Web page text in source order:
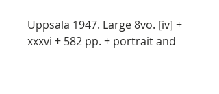
Uppsala 1947. Large 8vo. [iv] +
xxxvi + 582 pp. + portrait and